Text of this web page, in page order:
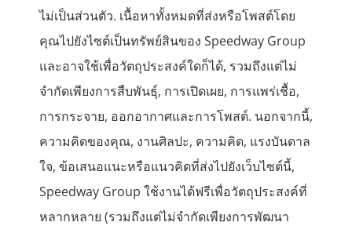
ไม่เป็นส่วนตัว. เนื้อหาทั้งหมดที่ส่งหรือโพสต์โดย
คุณไปยังไซต์เป็นทรัพย์สินของ Speedway Group
และอาจใช้เพื่อวัตถุประสงค์ใดก็ได้, รวมถึงแต่ไม่
จำกัดเพียงการสืบพันธุ์, การเปิดเผย, การแพร่เชื้อ,
การกระจาย, ออกอากาศและการโพสต์. นอกจากนี้,
ความคิดของคุณ, งานศิลปะ, ความคิด, แรงบันดาล
ใจ, ข้อเสนอแนะหรือแนวคิดที่ส่งไปยังเว็บไซต์นี้,
Speedway Group ใช้งานได้ฟรีเพื่อวัตถุประสงค์ที่
หลากหลาย (รวมถึงแต่ไม่จำกัดเพียงการพัฒนา